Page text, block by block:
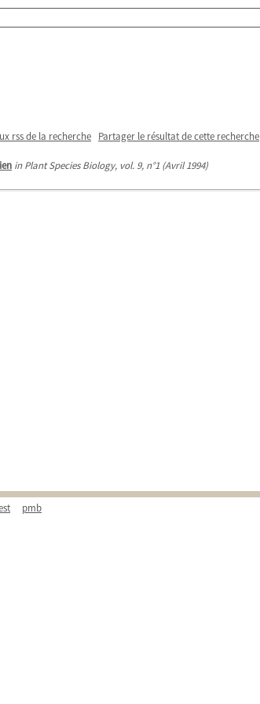
rss de la recherche Partager le résultat de cette recherche
in Plant Species Biology, vol. 9, n°1 (Avril 1994)
pmb